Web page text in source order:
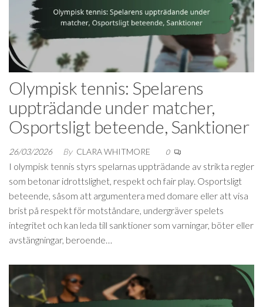
Olympisk tennis: Spelarens
uppträdande under matcher,
Osportsligt beteende, Sanktioner
26/03/2026 By CLARA WHITMORE 0
I olympisk tennis styrs spelarnas uppträdande av strikta regler
som betonar idrottslighet, respekt och fair play. Osportsligt
beteende, såsom att argumentera med domare eller att visa
brist på respekt för motståndare, undergräver spelets
integritet och kan leda till sanktioner som varningar, böter eller
avstängningar, beroende…